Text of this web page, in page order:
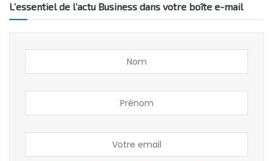
L’essentiel de l’actu Business dans votre boîte e-mail